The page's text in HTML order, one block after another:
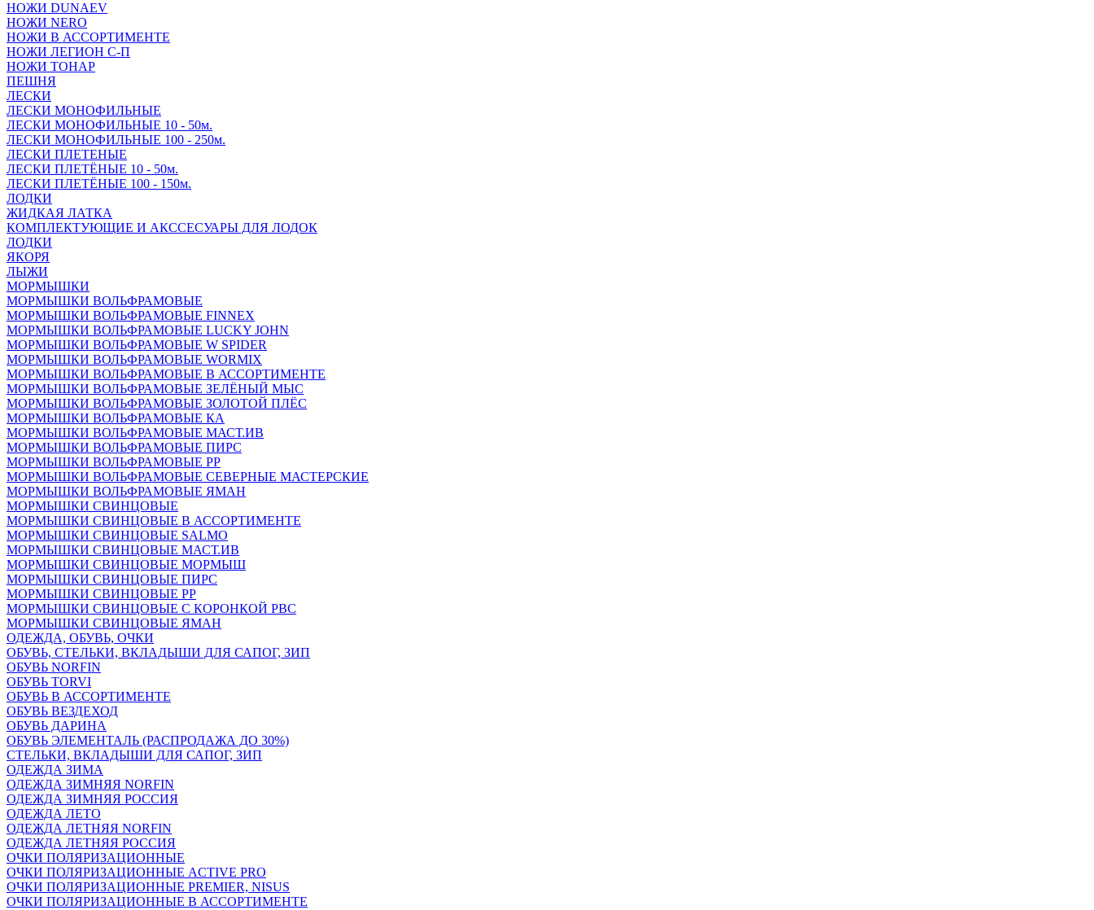
НОЖИ DUNAEV
НОЖИ NERO
НОЖИ В АССОРТИМЕНТЕ
НОЖИ ЛЕГИОН С-П
НОЖИ ТОНАР
ПЕШНЯ
ЛЕСКИ
ЛЕСКИ МОНОФИЛЬНЫЕ
ЛЕСКИ МОНОФИЛЬНЫЕ 10 - 50м.
ЛЕСКИ МОНОФИЛЬНЫЕ 100 - 250м.
ЛЕСКИ ПЛЕТЕНЫЕ
ЛЕСКИ ПЛЕТЁНЫЕ 10 - 50м.
ЛЕСКИ ПЛЕТЁНЫЕ 100 - 150м.
ЛОДКИ
ЖИДКАЯ ЛАТКА
КОМПЛЕКТУЮЩИЕ И АКССЕСУАРЫ ДЛЯ ЛОДОК
ЛОДКИ
ЯКОРЯ
ЛЫЖИ
МОРМЫШКИ
МОРМЫШКИ ВОЛЬФРАМОВЫЕ
МОРМЫШКИ ВОЛЬФРАМОВЫЕ FINNEX
МОРМЫШКИ ВОЛЬФРАМОВЫЕ LUCKY JOHN
МОРМЫШКИ ВОЛЬФРАМОВЫЕ W SPIDER
МОРМЫШКИ ВОЛЬФРАМОВЫЕ WORMIX
МОРМЫШКИ ВОЛЬФРАМОВЫЕ В АССОРТИМЕНТЕ
МОРМЫШКИ ВОЛЬФРАМОВЫЕ ЗЕЛЁНЫЙ МЫС
МОРМЫШКИ ВОЛЬФРАМОВЫЕ ЗОЛОТОЙ ПЛЁС
МОРМЫШКИ ВОЛЬФРАМОВЫЕ КА
МОРМЫШКИ ВОЛЬФРАМОВЫЕ МАСТ.ИВ
МОРМЫШКИ ВОЛЬФРАМОВЫЕ ПИРС
МОРМЫШКИ ВОЛЬФРАМОВЫЕ РР
МОРМЫШКИ ВОЛЬФРАМОВЫЕ СЕВЕРНЫЕ МАСТЕРСКИЕ
МОРМЫШКИ ВОЛЬФРАМОВЫЕ ЯМАН
МОРМЫШКИ СВИНЦОВЫЕ
МОРМЫШКИ СВИНЦОВЫЕ В АССОРТИМЕНТЕ
МОРМЫШКИ СВИНЦОВЫЕ SALMO
МОРМЫШКИ СВИНЦОВЫЕ МАСТ.ИВ
МОРМЫШКИ СВИНЦОВЫЕ МОРМЫШ
МОРМЫШКИ СВИНЦОВЫЕ ПИРС
МОРМЫШКИ СВИНЦОВЫЕ РР
МОРМЫШКИ СВИНЦОВЫЕ С КОРОНКОЙ РВС
МОРМЫШКИ СВИНЦОВЫЕ ЯМАН
ОДЕЖДА, ОБУВЬ, ОЧКИ
ОБУВЬ, СТЕЛЬКИ, ВКЛАДЫШИ ДЛЯ САПОГ, ЗИП
ОБУВЬ NORFIN
ОБУВЬ TORVI
ОБУВЬ В АССОРТИМЕНТЕ
ОБУВЬ ВЕЗДЕХОД
ОБУВЬ ДАРИНА
ОБУВЬ ЭЛЕМЕНТАЛЬ (РАСПРОДАЖА ДО 30%)
СТЕЛЬКИ, ВКЛАДЫШИ ДЛЯ САПОГ, ЗИП
ОДЕЖДА ЗИМА
ОДЕЖДА ЗИМНЯЯ NORFIN
ОДЕЖДА ЗИМНЯЯ РОССИЯ
ОДЕЖДА ЛЕТО
ОДЕЖДА ЛЕТНЯЯ NORFIN
ОДЕЖДА ЛЕТНЯЯ РОССИЯ
ОЧКИ ПОЛЯРИЗАЦИОННЫЕ
ОЧКИ ПОЛЯРИЗАЦИОННЫЕ ACTIVE PRO
ОЧКИ ПОЛЯРИЗАЦИОННЫЕ PREMIER, NISUS
ОЧКИ ПОЛЯРИЗАЦИОННЫЕ В АССОРТИМЕНТЕ